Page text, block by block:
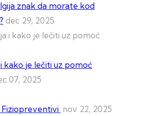
znak da morate kod
dec 29, 2025
kako je lečiti uz pomoć
07, 2025
nov 22, 2025